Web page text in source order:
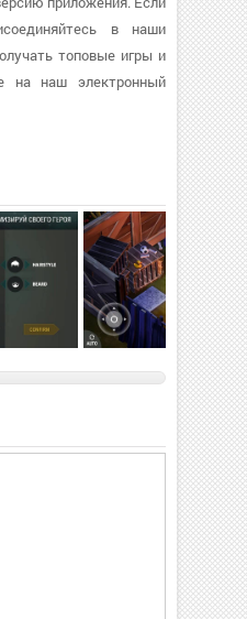
в наши
топовые игры и
на наш электронный